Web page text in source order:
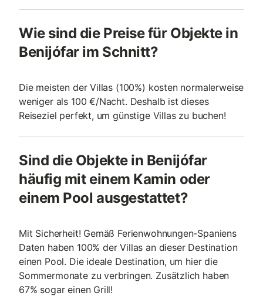
Wie sind die Preise für Objekte in
Benijófar im Schnitt?
Die meisten der Villas (100%) kosten normalerweise
weniger als 100 €/Nacht. Deshalb ist dieses
Reiseziel perfekt, um günstige Villas zu buchen!
Sind die Objekte in Benijófar
häufig mit einem Kamin oder
einem Pool ausgestattet?
Mit Sicherheit! Gemäß Ferienwohnungen-Spaniens
Daten haben 100% der Villas an dieser Destination
einen Pool. Die ideale Destination, um hier die
Sommermonate zu verbringen. Zusätzlich haben
67% sogar einen Grill!